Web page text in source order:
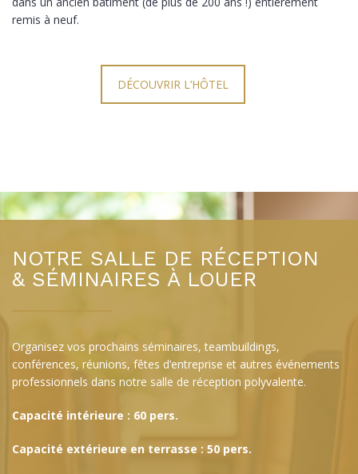
remis à neuf.
DÉCOUVRIR L’HÔTEL
NOTRE SALLE DE RÉCEPTION
& SÉMINAIRES À LOUER
Organisez vos prochains séminaires, teambuildings,
conférences, réunions, fêtes d’entreprise et autres événements
professionnels dans notre salle de réception polyvalente.
Capacité intérieure : 60 pers.
Capacité extérieure en terrasse : 50 pers.